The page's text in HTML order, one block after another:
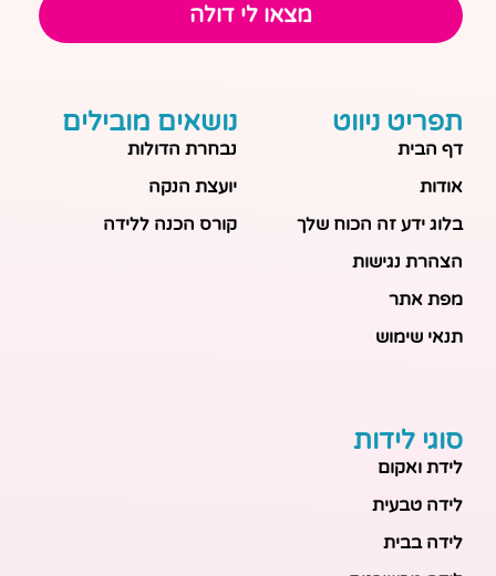
מצאו לי דולה
תפריט ניווט
דף הבית
אודות
בלוג ידע זה הכוח שלך
הצהרת נגישות
מפת אתר
תנאי שימוש
נושאים מובילים
נבחרת הדולות
יועצת הנקה
קורס הכנה ללידה
סוגי לידות
לידת ואקום
לידה טבעית
לידה בבית